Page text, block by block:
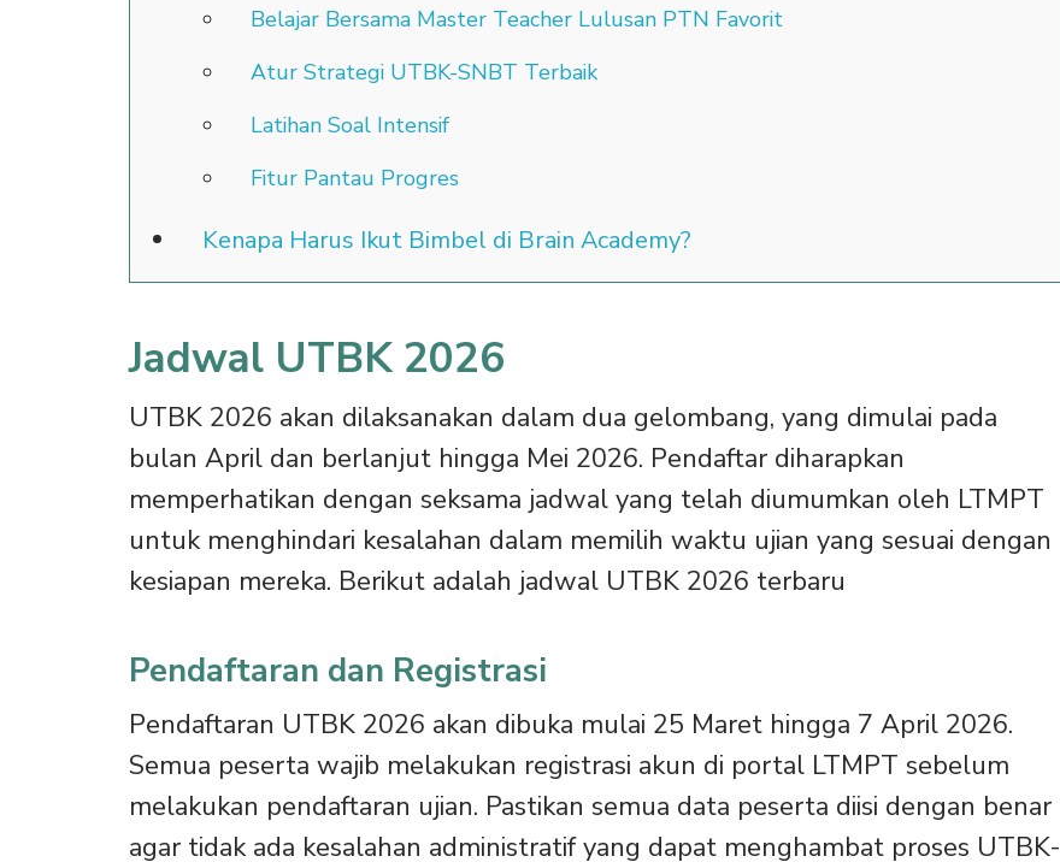
Belajar Bersama Master Teacher Lulusan PTN Favorit
Atur Strategi UTBK-SNBT Terbaik
Latihan Soal Intensif
Fitur Pantau Progres
Kenapa Harus Ikut Bimbel di Brain Academy?
Jadwal UTBK 2026
UTBK 2026 akan dilaksanakan dalam dua gelombang, yang dimulai pada
bulan April dan berlanjut hingga Mei 2026. Pendaftar diharapkan
memperhatikan dengan seksama jadwal yang telah diumumkan oleh LTMPT
untuk menghindari kesalahan dalam memilih waktu ujian yang sesuai dengan
kesiapan mereka. Berikut adalah jadwal UTBK 2026 terbaru
Pendaftaran dan Registrasi
Pendaftaran UTBK 2026 akan dibuka mulai 25 Maret hingga 7 April 2026.
Semua peserta wajib melakukan registrasi akun di portal LTMPT sebelum
melakukan pendaftaran ujian. Pastikan semua data peserta diisi dengan benar
agar tidak ada kesalahan administratif yang dapat menghambat proses UTBK-